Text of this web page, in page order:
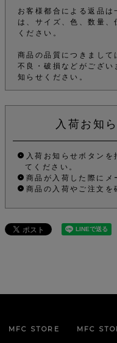
お客様都合による返品
は、サイズ、色、数量
ください。
商品の品質につきまし
不良・破損などがござい
知らせください。
入荷お知
入荷お知らせボタン
てください。
商品が入荷した際にメ
商品の入荷やご注文を
MFC STORE MFC